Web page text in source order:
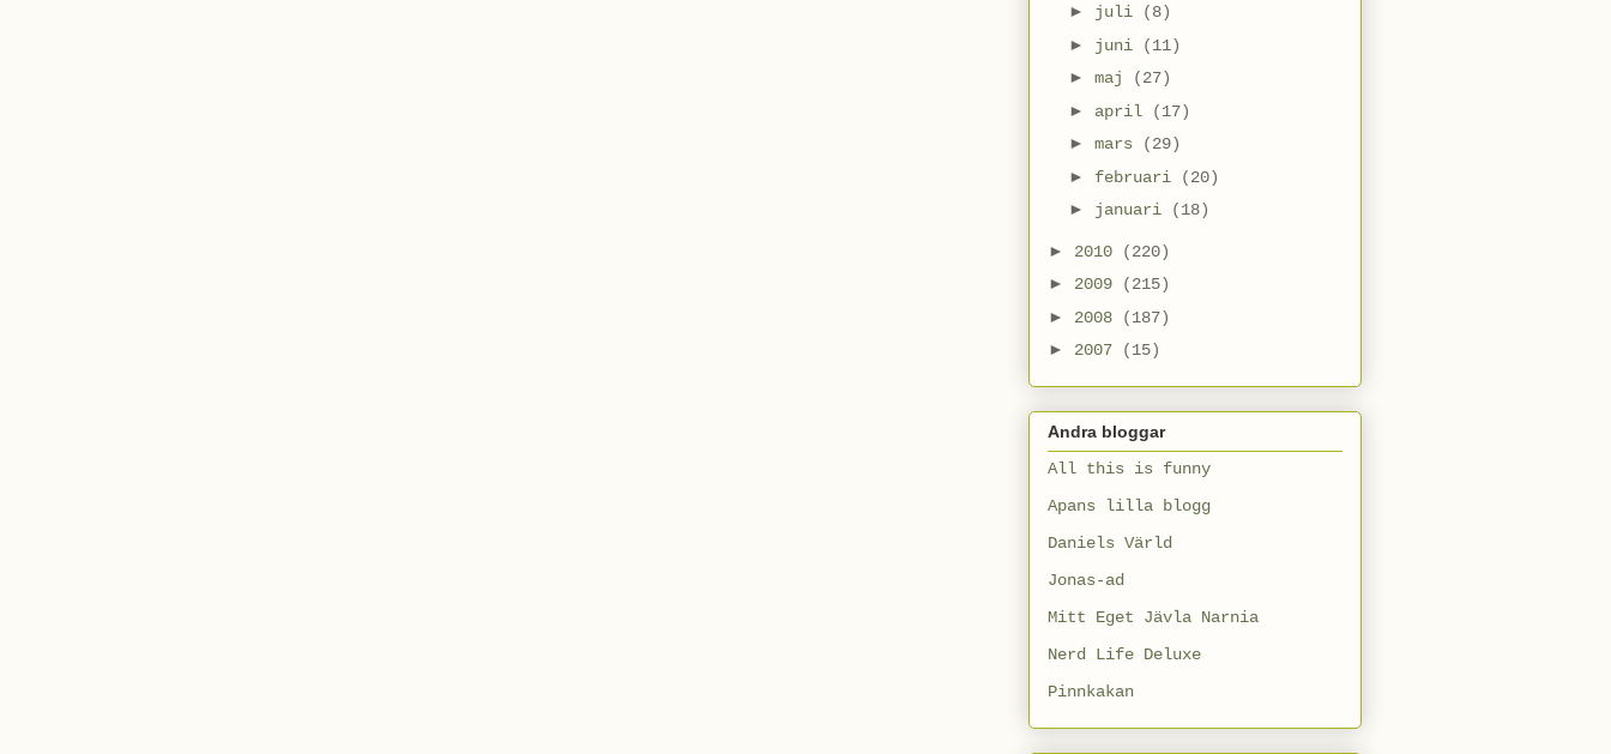
► juli
(8)
► juni
(11)
► maj
(27)
► april
(17)
► mars
(29)
► februari
(20)
► januari (18)
► 2010
(220)
► 2009
(215)
► 2008
(187)
► 2007 (15)
Andra bloggar
All this is funny
Apans lilla blogg
Daniels Värld
Jonas-ad
Mitt Eget Jävla Narnia
Nerd Life Deluxe
Pinnkakan